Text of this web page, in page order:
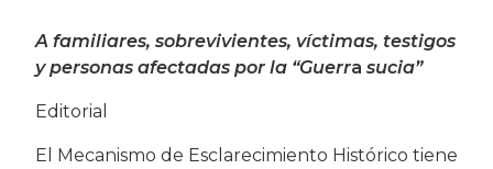
A familiares, sobrevivientes, víctimas, testigos
y personas afectadas por la “Guerra sucia”
Editorial
El Mecanismo de Esclarecimiento Histórico tiene